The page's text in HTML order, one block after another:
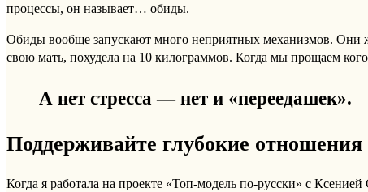
процессы, он называет… обиды.
Обиды вообще запускают много неприятных механизмов. Они
свою мать, похудела на 10 килограммов. Когда мы прощаем
А нет стресса — нет и «переедашек».
Поддерживайте глубокие отношения
Когда я работала на проекте «Топ-модель по-русски» с